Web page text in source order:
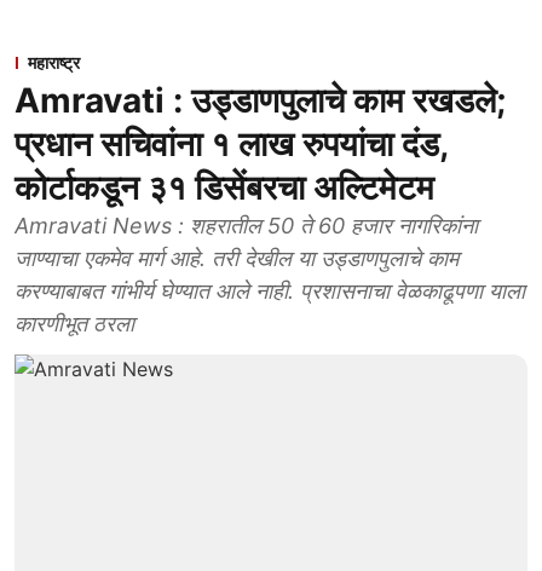
महाराष्ट्र
Amravati : उड्डाणपुलाचे काम रखडले;
प्रधान सचिवांना १ लाख रुपयांचा दंड,
कोर्टाकडून ३१ डिसेंबरचा अल्टिमेटम
Amravati News : शहरातील 50 ते 60 हजार नागरिकांना
जाण्याचा एकमेव मार्ग आहे. तरी देखील या उड्डाणपुलाचे काम
करण्याबाबत गांभीर्य घेण्यात आले नाही. प्रशासनाचा वेळकाढूपणा याला
कारणीभूत ठरला